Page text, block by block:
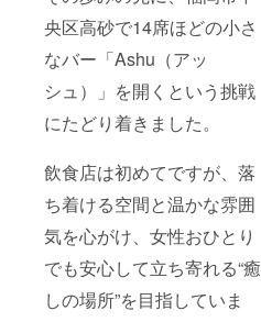
央区高砂で14席ほどの小さ
なバー「Ashu（アッ
シュ）」を開くという挑戦
にたどり着きました。
飲食店は初めてですが、落
ち着ける空間と温かな雰囲
気を心がけ、女性おひとり
でも安心して立ち寄れる“癒
しの場所”を目指していま